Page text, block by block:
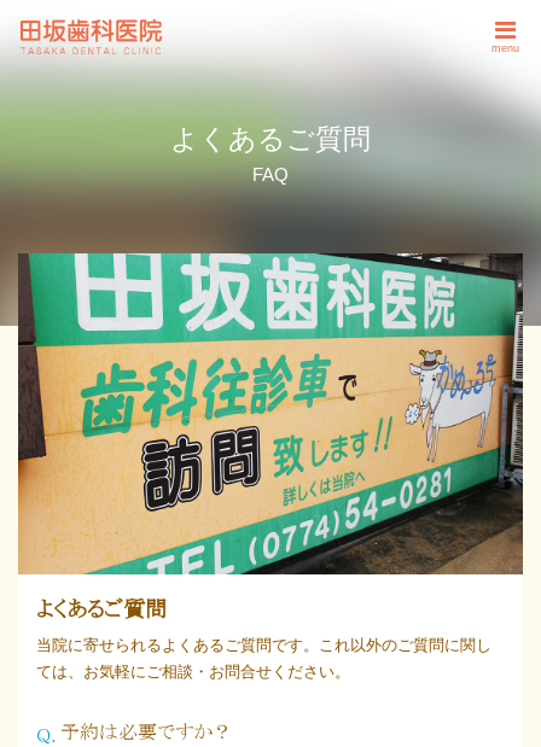
menu
よくあるご質問
FAQ
よくあるご質問
当院に寄せられるよくあるご質問です。これ以外のご質問に関し
ては、お気軽にご相談・お問合せください。
予約は必要ですか？